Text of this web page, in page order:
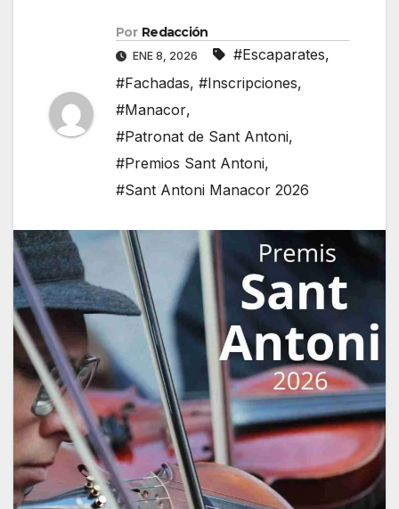
Por Redacción
ENE 8, 2026 #Escaparates,
#Fachadas, #Inscripciones,
#Manacor,
#Patronat de Sant Antoni,
#Premios Sant Antoni,
#Sant Antoni Manacor 2026